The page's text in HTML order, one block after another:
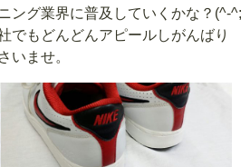
ング業界に普及していくかな？(^-^;
でもどんどんアピールしがんばり
いませ。